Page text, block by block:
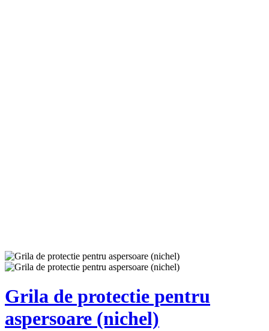
Grila de protectie pentru
aspersoare (nichel)